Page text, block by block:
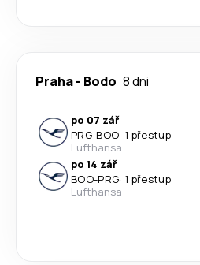
Praha- Bodo 8 dni
po 07 zář
PRG-BOO· 1 přestup
Lufthansa
po 14 zář
BOO-PRG· 1 přestup
Lufthansa